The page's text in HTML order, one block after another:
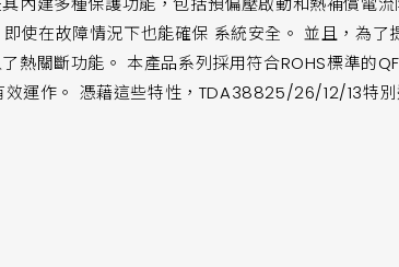
使在故障情況下也能確保 系統安全。 並且，為了
熱關斷功能。 本產品系列採用符合ROHS標準的
運作。 憑藉這些特性，TDA38825/26/12/13特